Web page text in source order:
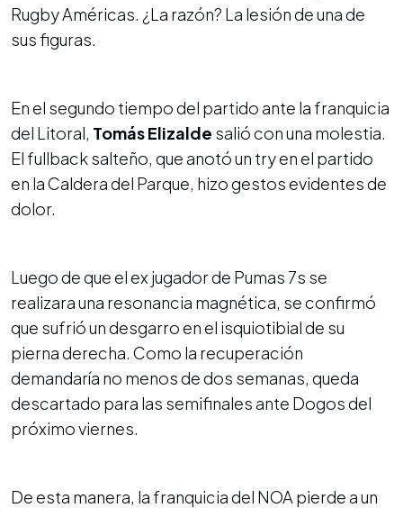
Rugby Américas. ¿La razón? La lesión de una de
sus figuras.
En el segundo tiempo del partido ante la franquicia
del Litoral, Tomás Elizalde salió con una molestia.
El fullback salteño, que anotó un try en el partido
en la Caldera del Parque, hizo gestos evidentes de
dolor.
Luego de que el ex jugador de Pumas 7s se
realizara una resonancia magnética, se confirmó
que sufrió un desgarro en el isquiotibial de su
pierna derecha. Como la recuperación
demandaría no menos de dos semanas, queda
descartado para las semifinales ante Dogos del
próximo viernes.
De esta manera, la franquicia del NOA pierde a un